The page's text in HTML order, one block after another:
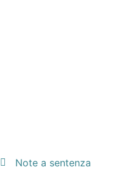
Note a sentenza